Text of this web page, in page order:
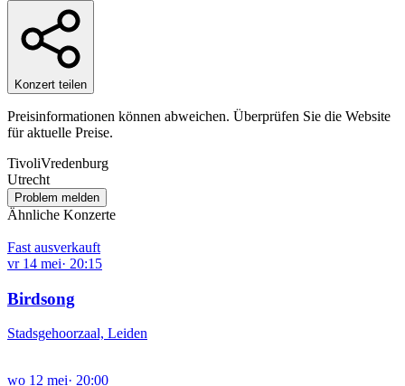
Konzert teilen
Preisinformationen können abweichen. Überprüfen Sie die Website
für aktuelle Preise.
TivoliVredenburg
Utrecht
Problem melden
Ähnliche Konzerte
Fast ausverkauft
vr 14 mei· 20:15
Birdsong
Stadsgehoorzaal, Leiden
wo 12 mei· 20:00